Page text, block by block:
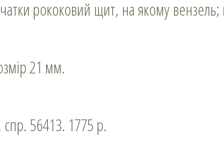
21 мм.
56413. 1775 р.